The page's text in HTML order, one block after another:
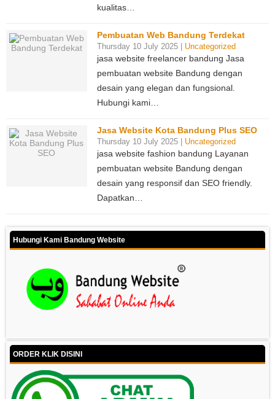
kualitas…
Pembuatan Web Bandung Terdekat
Thursday 10 July 2025 | Uncategorized
jasa website freelancer bandung Jasa
pembuatan website Bandung dengan
desain yang elegan dan fungsional.
Hubungi kami…
Jasa Website Kota Bandung Plus SEO
Thursday 10 July 2025 | Uncategorized
jasa website fashion bandung Layanan
pembuatan website Bandung dengan
desain yang responsif dan SEO friendly.
Dapatkan…
Hubungi Kami Bandung Website
ORDER KLIK DISINI